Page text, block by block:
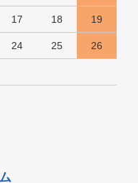
17 18 19
24 25 26